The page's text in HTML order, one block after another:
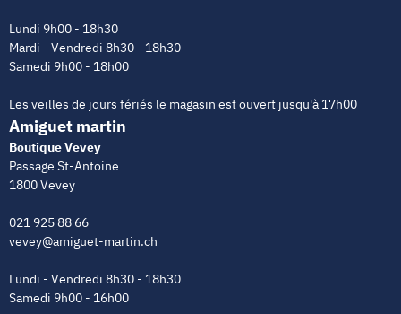
Lundi 9h00 - 18h30
Mardi - Vendredi 8h30 - 18h30
Samedi 9h00 - 18h00
Les veilles de jours fériés le magasin est ouvert jusqu'à 17h00
Amiguet martin
Boutique Vevey
Passage St-Antoine
1800 Vevey
021 925 88 66
vevey@amiguet-martin.ch
Lundi - Vendredi 8h30 - 18h30
Samedi 9h00 - 16h00